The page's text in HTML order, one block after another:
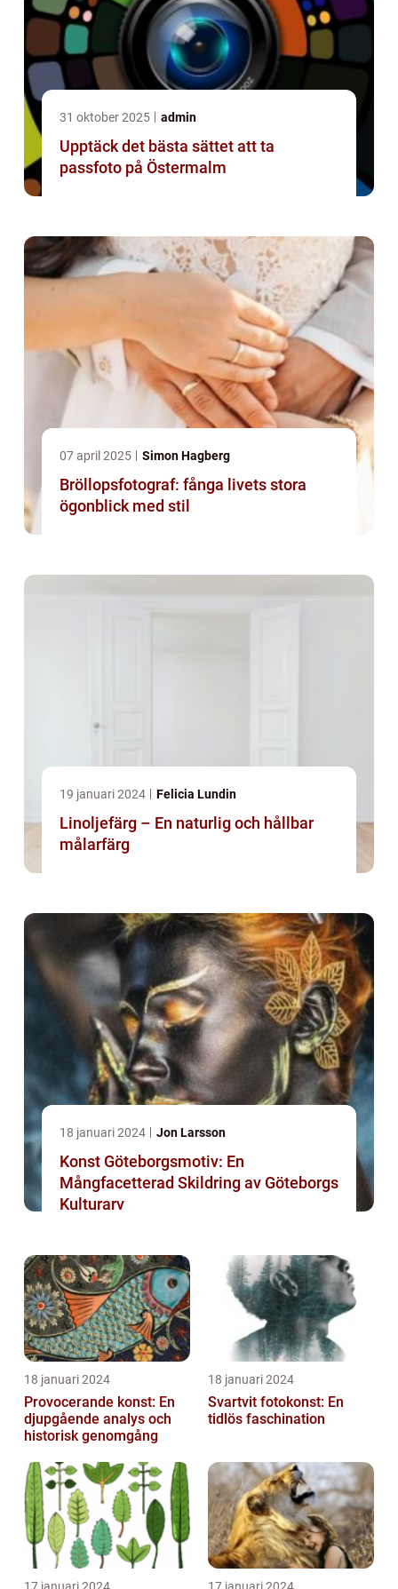
31 oktober 2025 admin
Upptäck det bästa sättet att ta
passfoto på Östermalm
07 april 2025 Simon Hagberg
Bröllopsfotograf: fånga livets stora
ögonblick med stil
19 januari 2024 Felicia Lundin
Linoljefärg – En naturlig och hållbar
målarfärg
18 januari 2024 Jon Larsson
Konst Göteborgsmotiv: En
Mångfacetterad Skildring av Göteborgs
Kulturarv
18 januari 2024
Provocerande konst: En
djupgående analys och
historisk genomgång
18 januari 2024
Svartvit fotokonst: En
tidlös faschination